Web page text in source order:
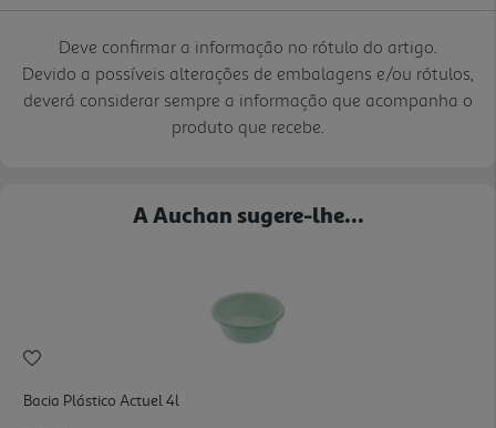
Deve confirmar a informação no rótulo do artigo.
Devido a possíveis alterações de embalagens e/ou rótulos,
deverá considerar sempre a informação que acompanha o
produto que recebe.
A Auchan sugere-lhe...
Bacia Plástico Actuel 4l